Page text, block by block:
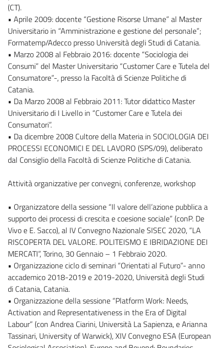
(CT).
• Aprile 2009: docente “Gestione Risorse Umane” al Master
Universitario in “Amministrazione e gestione del personale”;
Formatemp/Adecco presso Università degli Studi di Catania.
• Marzo 2008 al Febbraio 2016: docente “Sociologia dei
Consumi” del Master Universitario “Customer Care e Tutela del
Consumatore”-, presso la Facoltà di Scienze Politiche di
Catania.
• Da Marzo 2008 al Febbraio 2011: Tutor didattico Master
Universitario di I Livello in “Customer Care e Tutela dei
Consumatori”.
• Da dicembre 2008 Cultore della Materia in SOCIOLOGIA DEI
PROCESSI ECONOMICI E DEL LAVORO (SPS/09), deliberato
dal Consiglio della Facoltà di Scienze Politiche di Catania.
Attività organizzative per convegni, conferenze, workshop
• Organizzatore della sessione “Il valore dell’azione pubblica a
supporto dei processi di crescita e coesione sociale” (conP. De
Vivo e E. Sacco), al IV Convegno Nazionale SISEC 2020, “LA
RISCOPERTA DEL VALORE. POLITEISMO E IBRIDAZIONE DEI
MERCATI”, Torino, 30 Gennaio – 1 Febbraio 2020.
• Organizzazione ciclo di seminari “Orientati al Futuro”- anno
accademico 2018-2019 e 2019-2020, Università degli Studi
di Catania, Catania.
• Organizzazione della sessione “Platform Work: Needs,
Activation and Representativeness in the Era of Digital
Labour” (con Andrea Ciarini, Università La Sapienza, e Arianna
Tassinari, University of Warwick), XIV Convegno ESA (European